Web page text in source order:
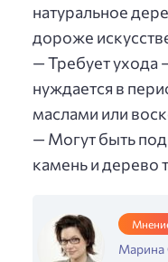
натуральное
дороже
— Требует ухода
нуждается в
маслами или
— Могут быть
камень и дерево
Марина